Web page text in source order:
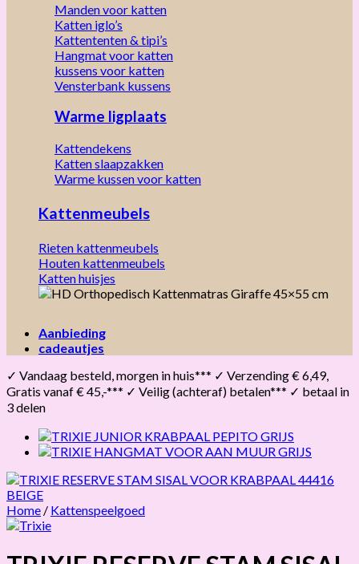
Manden voor katten
Katten iglo’s
Kattententen & tipi’s
Hangmat voor katten
kussens voor katten
Vensterbank kussens
Warme ligplaats
Kattendekens
Katten slaapzakken
Warme kussen voor katten
Kattenmeubels
Rieten kattenmeubels
Houten kattenmeubels
Katten huisjes
Aanbieding
cadeautjes
✓ Vandaag besteld, morgen in huis*** ✓ Verzending € 6,49,
Gratis vanaf € 45,-*** ✓ Veilig (achteraf) betalen*** ✓ betaal in
3 delen
Home / Kattenspeelgoed